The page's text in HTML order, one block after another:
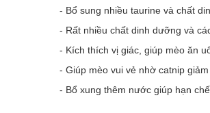
- Bổ sung nhiều taurine và chất
- Rất nhiều chất dinh dưỡng và
- Kích thích vị giác, giúp mèo ăn
- Giúp mèo vui vẻ nhờ catnip
- Bổ xung thêm nước giúp hạn